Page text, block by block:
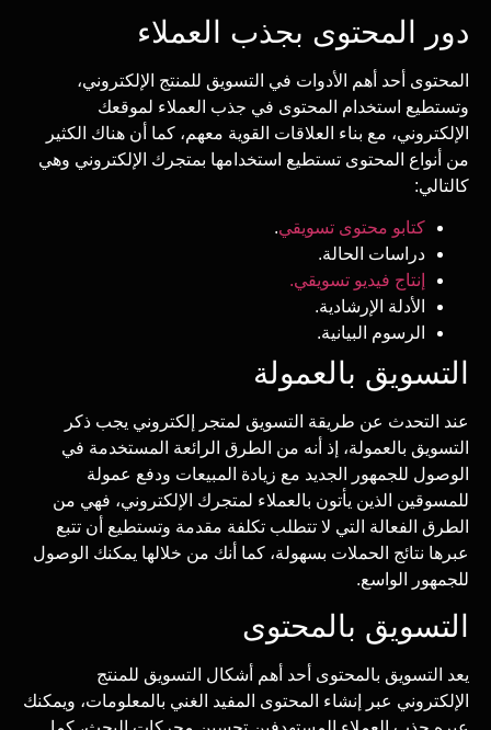
دور المحتوى بجذب العملاء
المحتوى أحد أهم الأدوات في التسويق للمنتج الإلكتروني،
وتستطيع استخدام المحتوى في جذب العملاء لموقعك
الإلكتروني، مع بناء العلاقات القوية معهم، كما أن هناك الكثير
من أنواع المحتوى تستطيع استخدامها بمتجرك الإلكتروني وهي
كالتالي:
كتابو محتوى تسويقي.
دراسات الحالة.
إنتاج فيديو تسويقي.
الأدلة الإرشادية.
الرسوم البيانية.
التسويق بالعمولة
عند التحدث عن طريقة التسويق لمتجر إلكتروني يجب ذكر
التسويق بالعمولة، إذ أنه من الطرق الرائعة المستخدمة في
الوصول للجمهور الجديد مع زيادة المبيعات ودفع عمولة
للمسوقين الذين يأتون بالعملاء لمتجرك الإلكتروني، فهي من
الطرق الفعالة التي لا تتطلب تكلفة مقدمة وتستطيع أن تتبع
عبرها نتائج الحملات بسهولة، كما أنك من خلالها يمكنك الوصول
للجمهور الواسع.
التسويق بالمحتوى
يعد التسويق بالمحتوى أحد أهم أشكال التسويق للمنتج
الإلكتروني عبر إنشاء المحتوى المفيد الغني بالمعلومات، ويمكنك